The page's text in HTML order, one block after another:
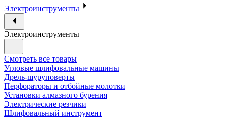
Электроинструменты
Электроинструменты
Смотреть все товары
Угловые шлифовальные машины
Дрель-шуруповерты
Перфораторы и отбойные молотки
Установки алмазного бурения
Электрические резчики
Шлифовальный инструмент